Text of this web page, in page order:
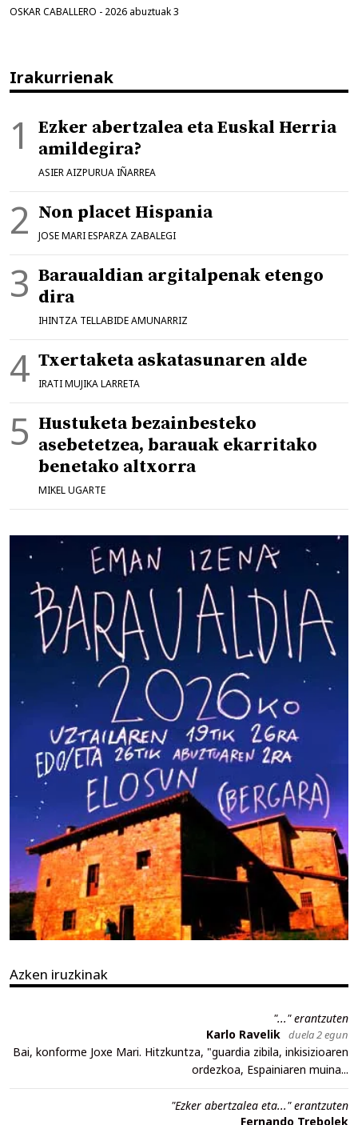
OSKAR CABALLERO - 2026 abuztuak 3
Irakurrienak
Ezker abertzalea eta Euskal Herria
amildegira?
ASIER AIZPURUA IÑARREA
Non placet Hispania
JOSE MARI ESPARZA ZABALEGI
Baraualdian argitalpenak etengo
dira
IHINTZA TELLABIDE AMUNARRIZ
Txertaketa askatasunaren alde
IRATI MUJIKA LARRETA
Hustuketa bezainbesteko
asebetetzea, barauak ekarritako
benetako altxorra
MIKEL UGARTE
Azken iruzkinak
"..." erantzuten
Karlo Ravelik duela 2 egun
Bai, konforme Joxe Mari. Hitzkuntza, "guardia zibila, inkisizioaren
ordezkoa, Espainiaren muina...
"Ezker abertzalea eta..." erantzuten
Fernando Trebolek